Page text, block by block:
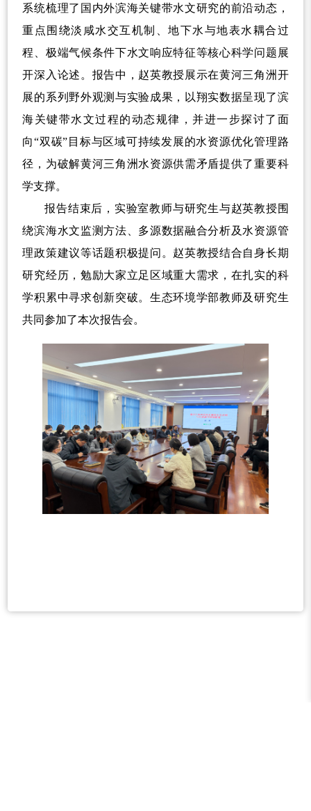
系统梳理了国内外滨海关键带水文研究的前沿动态，
重点围绕淡咸水交互机制、地下水与地表水耦合过
程、极端气候条件下水文响应特征等核心科学问题展
开深入论述。报告中，赵英教授展示在黄河三角洲开
展的系列野外观测与实验成果，以翔实数据呈现了滨
海关键带水文过程的动态规律，并进一步探讨了面
向“双碳” 目标与区域可持续发展的水资源优化管理路
径，为破解黄河三角洲水资源供需矛盾提供了重要科
学支撑。
报告结束后，实验室教师与研究生与赵英教授围
绕滨海水文监测方法、多源数据融合分析及水资源管
理政策建议等话题积极提问。赵英教授结合自身长期
研究经历，勉励大家立足区域重大需求，在扎实的科
学积累中寻求创新突破。生态环境学部教师及研究生
共同参加了本次报告会。